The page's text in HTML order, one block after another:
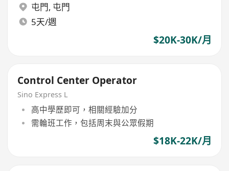
屯門, 屯門
5天/週
$20K-30K/月
Control Center Operator
Sino Express L
高中學歷即可，相關經驗加分
需輪班工作，包括周末與公眾假期
$18K-22K/月